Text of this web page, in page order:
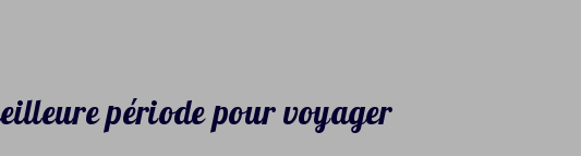
période pour voyager